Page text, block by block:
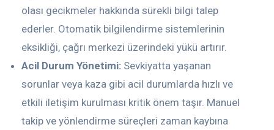
olası gecikmeler hakkında sürekli bilgi talep
ederler. Otomatik bilgilendirme sistemlerinin
eksikliği, çağrı merkezi üzerindeki yükü artırır.
Acil Durum Yönetimi: Sevkiyatta yaşanan
sorunlar veya kaza gibi acil durumlarda hızlı ve
etkili iletişim kurulması kritik önem taşır. Manuel
takip ve yönlendirme süreçleri zaman kaybına